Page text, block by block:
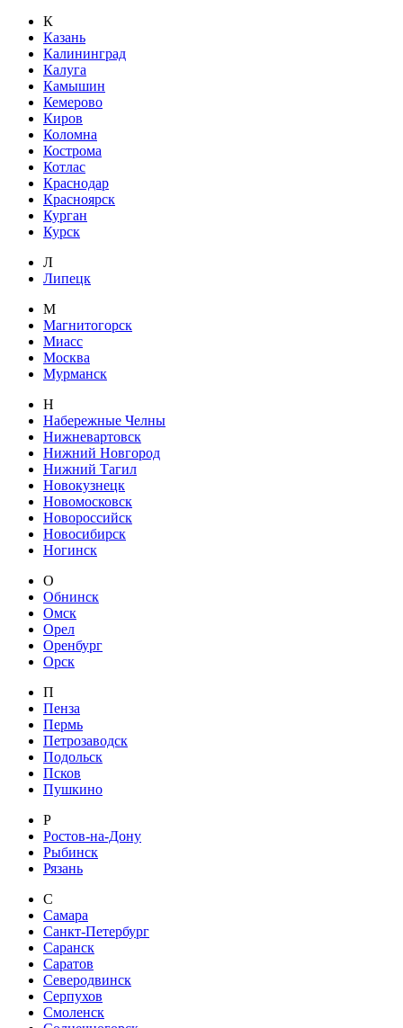
К
Казань
Калининград
Калуга
Камышин
Кемерово
Киров
Коломна
Кострома
Котлас
Краснодар
Красноярск
Курган
Курск
Л
Липецк
М
Магнитогорск
Миасс
Москва
Мурманск
Н
Набережные Челны
Нижневартовск
Нижний Новгород
Нижний Тагил
Новокузнецк
Новомосковск
Новороссийск
Новосибирск
Ногинск
О
Обнинск
Омск
Орел
Оренбург
Орск
П
Пенза
Пермь
Петрозаводск
Подольск
Псков
Пушкино
Р
Ростов-на-Дону
Рыбинск
Рязань
С
Самара
Санкт-Петербург
Саранск
Саратов
Северодвинск
Серпухов
Смоленск